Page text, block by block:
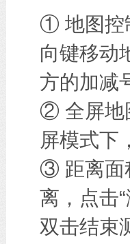
① 地图控
向键移动
方的加减
② 全屏地
屏模式下
③ 距离面
离，点击
双击结束